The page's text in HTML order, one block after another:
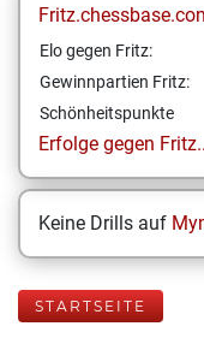
Elo gegen Fritz:
Gewinnpartien Fritz:
Schönheitspunkte
Erfolge gegen
Keine Drills auf
STARTSEITE